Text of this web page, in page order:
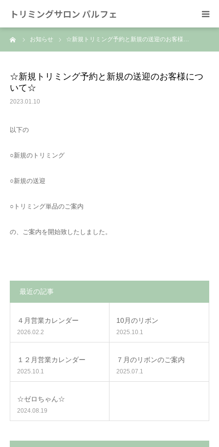
トリミングサロン パルフェ
お知らせ ☆新規トリミング予約と新規の送迎のお客様…
☆新規トリミング予約と新規の送迎のお客様につ
いて☆
2023.01.10
以下の
○新規のトリミング
○新規の送迎
○トリミング単品のご案内
の、ご案内を開始致したしました。
最近の記事
４月営業カレンダー
2026.02.2
10月のリボン
2025.10.1
１２月営業カレンダー
2025.10.1
７月のリボンのご案内
2025.07.1
☆ゼロちゃん☆
2024.08.19
HOME
ホテル
SNS/リンク